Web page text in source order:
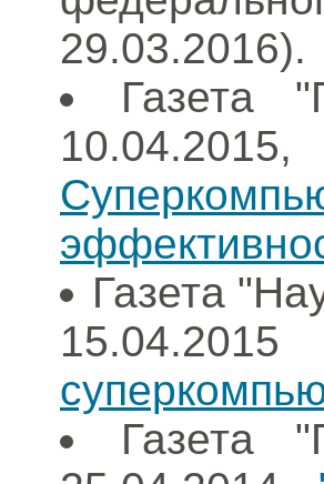
29.03.2016).
Газета
Газета
Газета